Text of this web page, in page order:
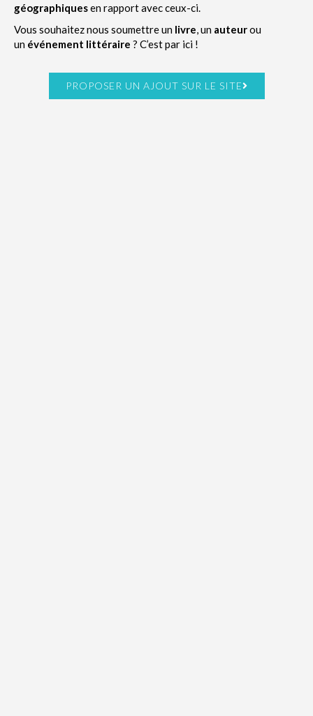
géographiquesen rapport avec ceux-ci.
Vous souhaitez nous soumettre un livre , un auteurou
un événement littéraire ? C’est par ici !
PROPOSER UN AJOUT SUR LE SITE